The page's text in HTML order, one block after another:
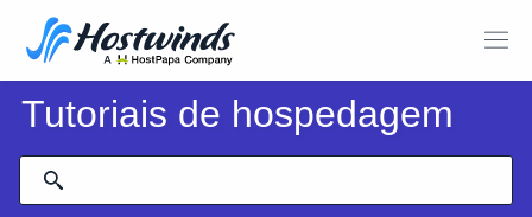
Tutoriais de hospedagem